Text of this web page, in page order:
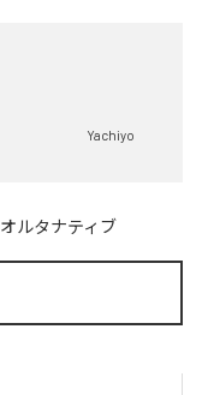
Yachiyo
オルタナティブ